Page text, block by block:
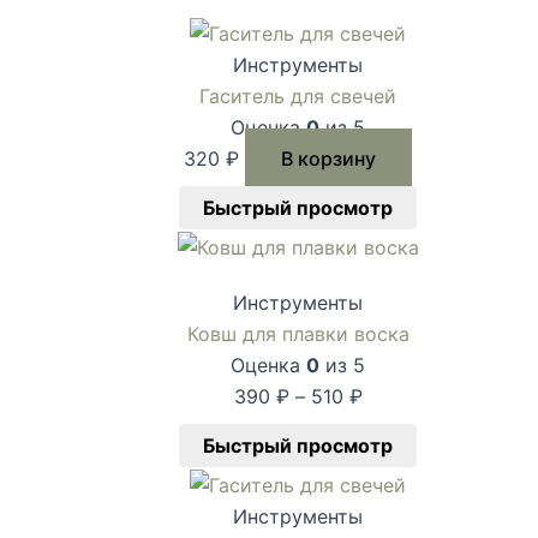
Инструменты
Гаситель для свечей
Оценка0из 5
320 ₽ В корзину
Быстрый просмотр
Инструменты
Ковш для плавки воска
Оценка 0 из 5
390 ₽ – 510 ₽
Быстрый просмотр
Инструменты